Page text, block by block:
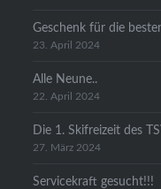
Geschenk für die
23. April 2024
Alle Neune..
22. April 2024
Die 1. Skifreizeit des
27. März 2024
Servicekraft gesucht!!!